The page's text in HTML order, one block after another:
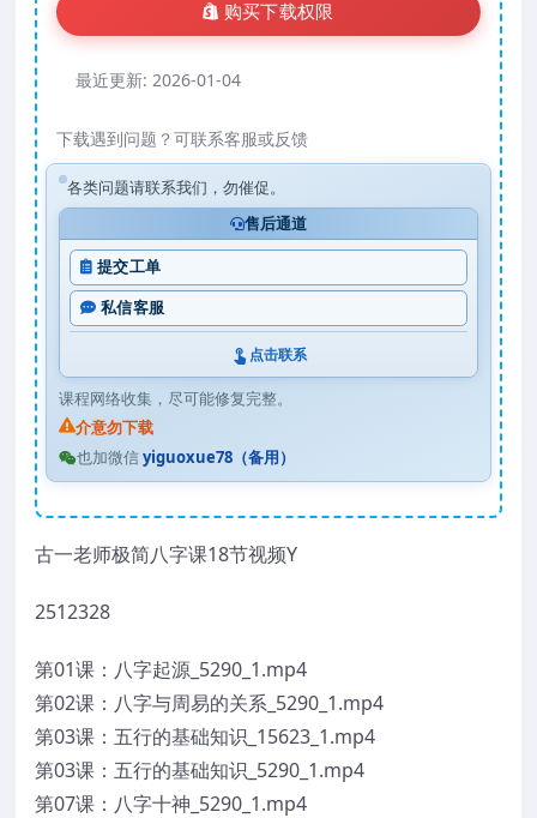
购买下载权限
最近更新: 2026-01-04
下载遇到问题？可联系客服或反馈
各类问题请联系我们，勿催促。
售后通道
提交工单
私信客服
点击联系
课程网络收集，尽可能修复完整。
介意勿下载
也加微信yiguoxue78（备用）
古一老师极简八字课18节视频Y
2512328
第01课：八字起源_5290_1.mp4
第02课：八字与周易的关系_5290_1.mp4
第03课：五行的基础知识_15623_1.mp4
第03课：五行的基础知识_5290_1.mp4
第07课：八字十神_5290_1.mp4